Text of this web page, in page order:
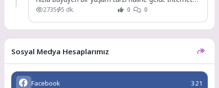
bağlantısının...
2735 5 dk. 0 0
Sosyal Medya Hesaplarımız
Facebook 321